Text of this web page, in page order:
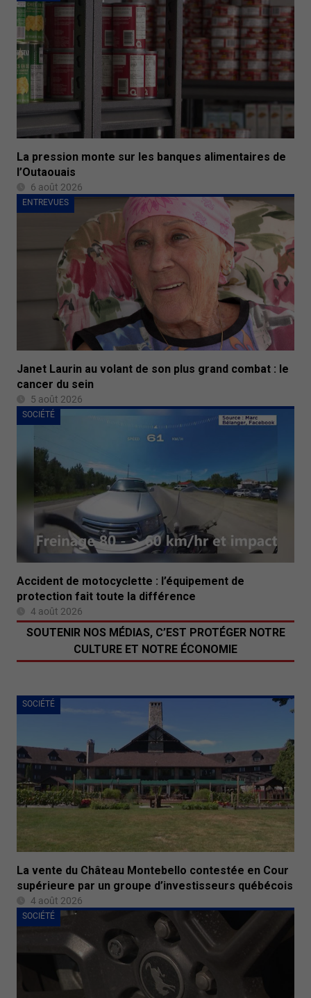
La pression monte sur les banques alimentaires de
l’Outaouais
6 août 2026
ENTREVUES
Janet Laurin au volant de son plus grand combat : le
cancer du sein
5 août 2026
SOCIÉTÉ
Accident de motocyclette : l’équipement de
protection fait toute la différence
4 août 2026
SOCIÉTÉ
La vente du Château Montebello contestée en Cour
supérieure par un groupe d’investisseurs québécois
4 août 2026
SOCIÉTÉ
SOUTENIR NOS MÉDIAS, C’EST PROTÉGER NOTRE
CULTURE ET NOTRE ÉCONOMIE